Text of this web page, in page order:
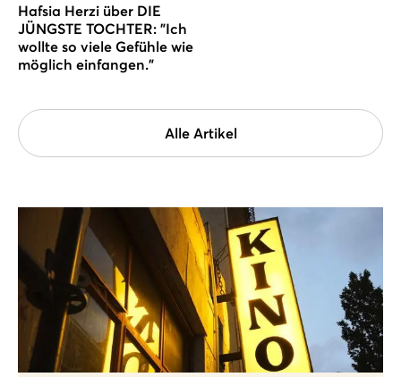
Hafsia Herzi über DIE
JÜNGSTE TOCHTER: "Ich
wollte so viele Gefühle wie
möglich einfangen."
Alle Artikel